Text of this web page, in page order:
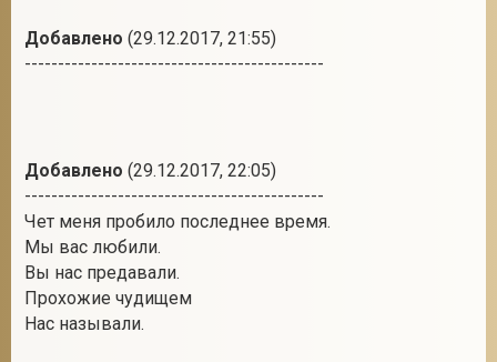
Добавлено (29.12.2017, 21:55)
---------------------------------------------
Добавлено (29.12.2017, 22:05)
---------------------------------------------
Чет меня пробило последнее время.
Мы вас любили.
Вы нас предавали.
Прохожие чудищем
Нас называли.